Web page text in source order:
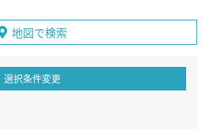
地図で検索
選択条件変更